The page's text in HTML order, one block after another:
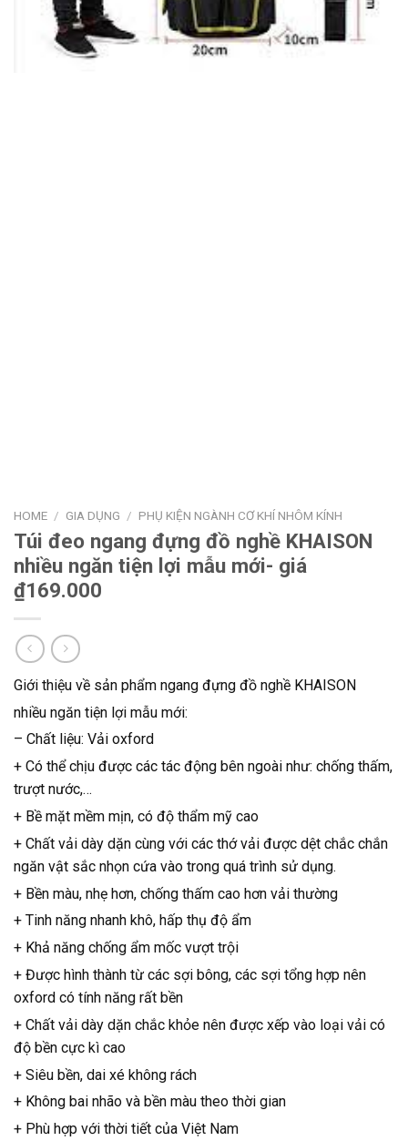
HOME / GIA DỤNG / PHỤ KIỆN NGÀNH CƠ KHÍ NHÔM KÍNH
Túi đeo ngang đựng đồ nghề KHAISON
nhiều ngăn tiện lợi mẫu mới- giá
₫169.000
Giới thiệu về sản phẩm ngang đựng đồ nghề KHAISON
nhiều ngăn tiện lợi mẫu mới:
– Chất liệu: Vải oxford
+ Có thể chịu được các tác động bên ngoài như: chống thấm,
trượt nước,…
+ Bề mặt mềm mịn, có độ thẩm mỹ cao
+ Chất vải dày dặn cùng với các thớ vải được dệt chắc chắn
ngăn vật sắc nhọn cứa vào trong quá trình sử dụng.
+ Bền màu, nhẹ hơn, chống thấm cao hơn vải thường
+ Tinh năng nhanh khô, hấp thụ độ ẩm
+ Khả năng chống ẩm mốc vượt trội
+ Được hình thành từ các sợi bông, các sợi tổng hợp nên
oxford có tính năng rất bền
+ Chất vải dày dặn chắc khỏe nên được xếp vào loại vải có
độ bền cực kì cao
+ Siêu bền, dai xé không rách
+ Không bai nhão và bền màu theo thời gian
+ Phù hợp với thời tiết của Việt Nam